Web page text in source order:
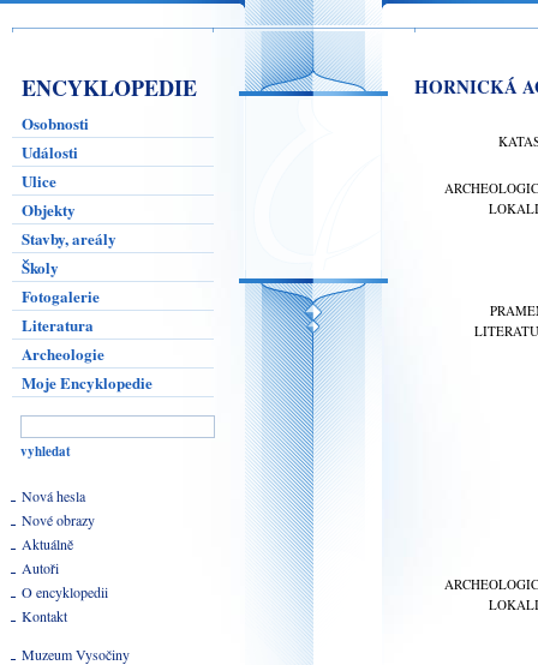
ENCYKLOPEDIE
Osobnosti
Události
Ulice
Objekty
Stavby, areály
Školy
Fotogalerie
Literatura
Archeologie
Moje Encyklopedie
Nová hesla
Nové obrazy
Aktuálně
Autoři
O encyklopedii
Kontakt
Muzeum Vysočiny
HORNICKÁ